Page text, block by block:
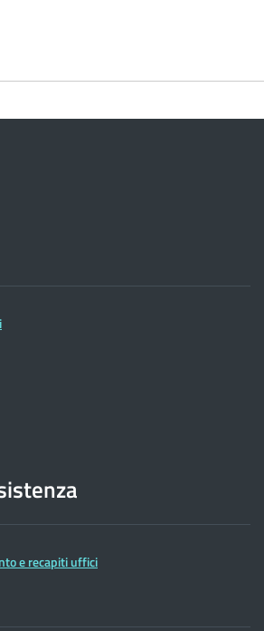
e recapiti uffici